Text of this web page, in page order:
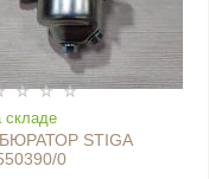
складе
STIGA
0